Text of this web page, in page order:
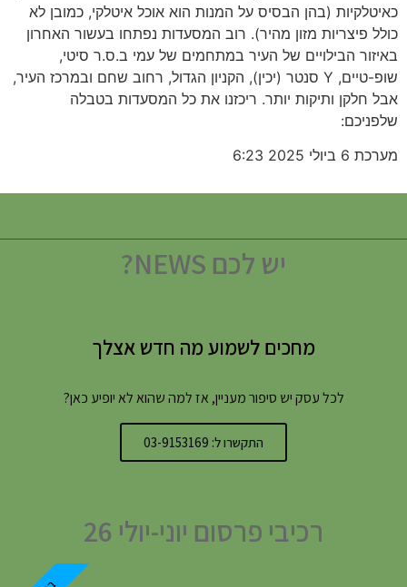
כאיטלקיות (בהן הבסיס על המנות הוא אוכל איטלקי, כמובן לא
כולל פיצריות מזון מהיר). רוב המסעדות נפתחו בעשור האחרון
באיזור הבילויים של העיר במתחמים של עמי ב.ס.ר סיטי,
שופ-טיים, Y סנטר (יכין), הקניון הגדול, רחוב שחם ובמרכז העיר,
אבל חלקן ותיקות יותר. ריכזנו את כל המסעדות בטבלה
שלפניכם:
מערכת 6 ביולי 2025 6:23
יש לכם NEWS?
מחכים לשמוע מה חדש אצלך
לכל עסק יש סיפור מעניין, אז למה שהוא לא יופיע כאן?
התקשרו ל: 03-9153169
רכיבי פרסום יוני-יולי 26